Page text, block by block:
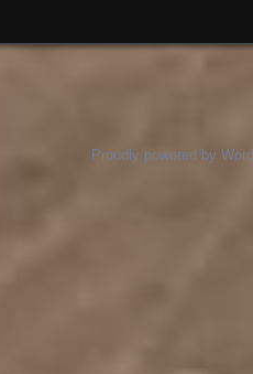
Proudly powered by